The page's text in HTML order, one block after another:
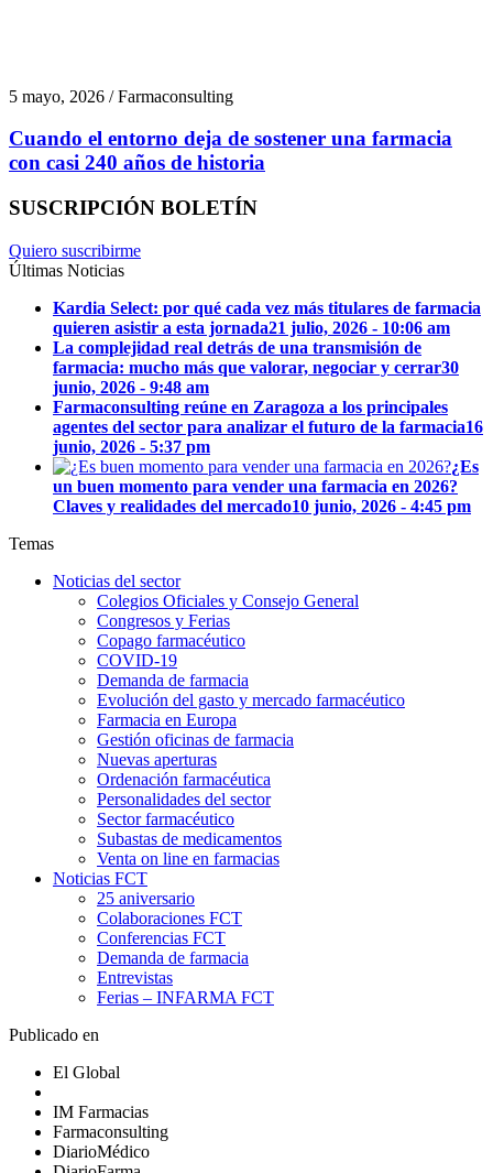
5 mayo, 2026 / Farmaconsulting
Cuando el entorno deja de sostener una farmacia
con casi 240 años de historia
SUSCRIPCIÓN BOLETÍN
Quiero suscribirme
Últimas Noticias
Kardia Select: por qué cada vez más titulares de farmacia
quieren asistir a esta jornada21 julio, 2026 - 10:06 am
La complejidad real detrás de una transmisión de
farmacia: mucho más que valorar, negociar y cerrar30
junio, 2026 - 9:48 am
Farmaconsulting reúne en Zaragoza a los principales
agentes del sector para analizar el futuro de la farmacia16
junio, 2026 - 5:37 pm
¿Es
un buen momento para vender una farmacia en 2026?
Claves y realidades del mercado10 junio, 2026 - 4:45 pm
Temas
Noticias del sector
Colegios Oficiales y Consejo General
Congresos y Ferias
Copago farmacéutico
COVID-19
Demanda de farmacia
Evolución del gasto y mercado farmacéutico
Farmacia en Europa
Gestión oficinas de farmacia
Nuevas aperturas
Ordenación farmacéutica
Personalidades del sector
Sector farmacéutico
Subastas de medicamentos
Venta on line en farmacias
Noticias FCT
25 aniversario
Colaboraciones FCT
Conferencias FCT
Demanda de farmacia
Entrevistas
Ferias – INFARMA FCT
Publicado en
El Global
IM Farmacias
Farmaconsulting
DiarioMédico